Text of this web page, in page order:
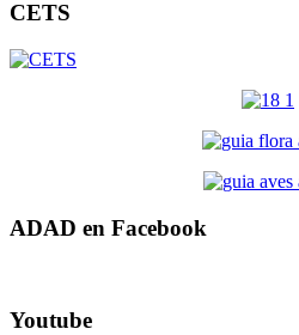
CETS
ADAD en Facebook
Youtube